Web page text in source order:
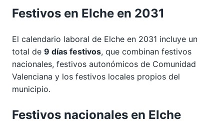
Festivos en Elche en 2031
El calendario laboral de Elche en 2031 incluye un
total de 9 días festivos, que combinan festivos
nacionales, festivos autonómicos de Comunidad
Valenciana y los festivos locales propios del
municipio.
Festivos nacionales en Elche